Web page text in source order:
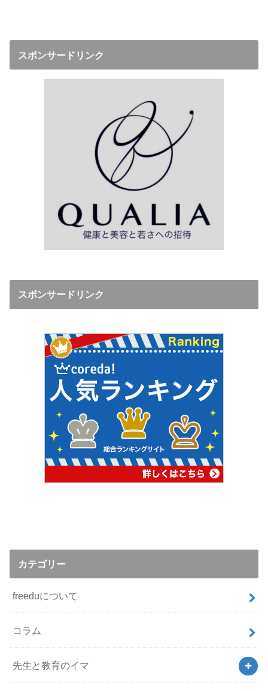
スボンサードリンク
スボンサードリンク
カテゴリー
freeduについて
コラム
先生と教育のイマ